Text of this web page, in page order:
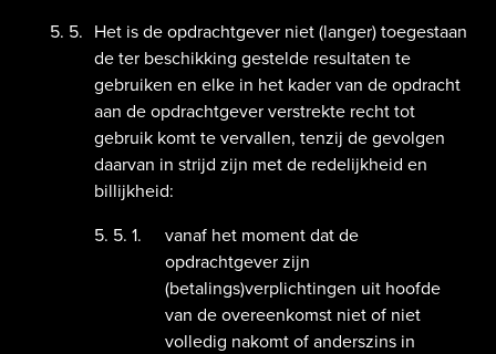
Het is de opdrachtgever niet (langer) toegestaan
de ter beschikking gestelde resultaten te
gebruiken en elke in het kader van de opdracht
aan de opdrachtgever verstrekte recht tot
gebruik komt te vervallen, tenzij de gevolgen
daarvan in strijd zijn met de redelijkheid en
billijkheid:
vanaf het moment dat de
opdrachtgever zijn
(betalings)verplichtingen uit hoofde
van de overeenkomst niet of niet
volledig nakomt of anderszins in